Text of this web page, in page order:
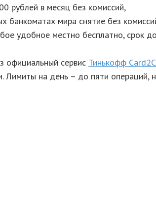
рублей в месяц без комиссий,
банкоматах мира снятие без
удобное местно бесплатно, срок
официальный сервис Тинькофф
на день – до пяти операций,